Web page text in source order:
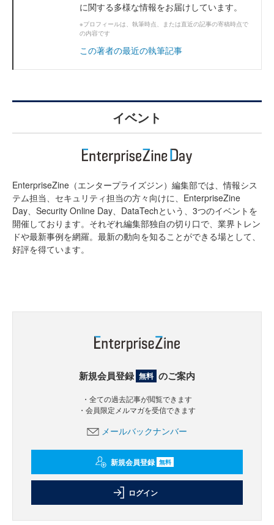
に関する多様な情報をお届けしています。
※プロフィールは、執筆時点、または直近の記事の寄稿時点で
の内容です
この著者の最近の執筆記事
イベント
EnterpriseZine（エンタープライズジン）編集部では、情報シス
テム担当、セキュリティ担当の方々向けに、EnterpriseZine
Day、Security Online Day、DataTechという、3つのイベントを
開催しております。それぞれ編集部独自の切り口で、業界トレン
ドや最新事例を網羅。最新の動向を知ることができる場として、
好評を得ています。
新規会員登録 無料 のご案内
・全ての過去記事が閲覧できます
・会員限定メルマガを受信できます
メールバックナンバー
新規会員登録 無料
ログイン